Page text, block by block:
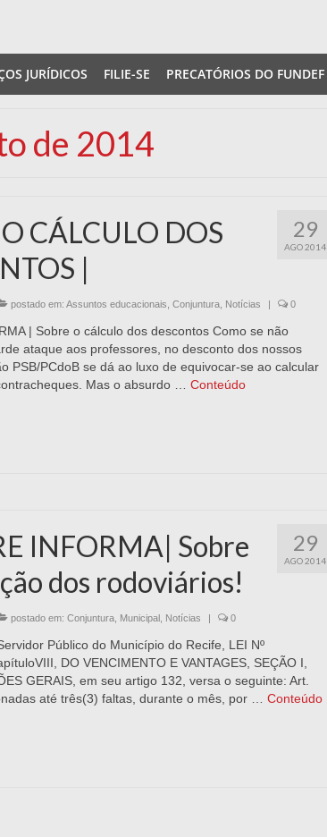
JURÍDICOS FILIE-SE PRECATÓRIOS DO FUNDEF
de 2014
29
AGO 2014
CÁLCULO DOS
|
postado em: Assuntos educacionais Conjuntura, Notícias | 0
| Sobre o cálculo dos descontos Como se não
ataque aos professores, no desconto dos nossos
PSB/PCdoB se dá ao luxo de equivocar-se ao calcular
Mas o absurdo … Conteúdo
29
AGO 2014
INFORMA| Sobre
dos rodoviários!
postado em: Conjuntura, Municipal, Notícias | 0
Público do Município do Recife, LEI Nº
DO VENCIMENTO E VANTAGES, SEÇÃO I,
GERAIS, em seu artigo 132, versa o seguinte: Art.
até três(3) faltas, durante o mês, por … Conteúdo